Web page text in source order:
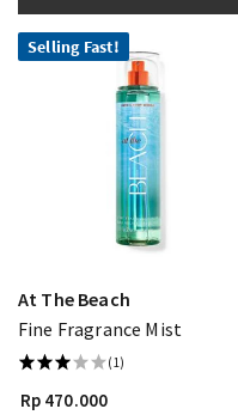
Selling Fast!
At The Beach
Fine Fragrance Mist
(1)
Rp 470.000